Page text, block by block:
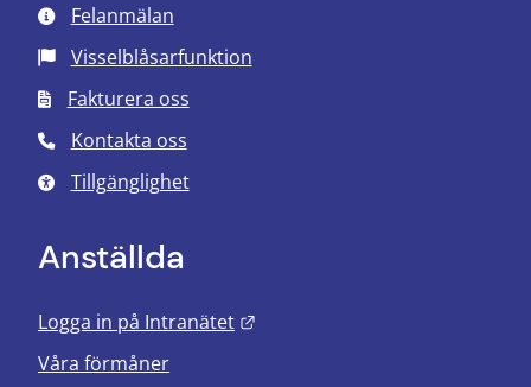
Felanmälan
Visselblåsarfunktion
Fakturera oss
Kontakta oss
Tillgänglighet
Anställda
Logga in på Intranätet
Våra förmåner